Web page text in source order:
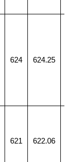
624 624.25
621 622.06